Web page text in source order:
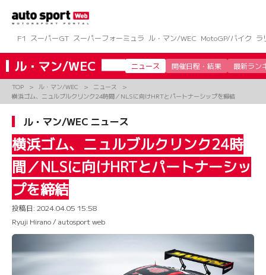
ツ
へ
ス
キ
プ
F1 スーパーGT スーパーフォーミュラ ル・マン/WEC MotoGP/バイク ラ
ル・マン/WEC ニュース 開催日程・結果 最新ラン
TOP ル・マン/WEC
ニュース
横浜ゴム、ニュルブルクリンク24時間／NLSに向けHRTとパートナーシップを締結
ル・マン/WEC ニュース
横浜ゴム、ニュルブルクリンク24時
間／NLSに向けHRTとパートナーシッ
プを締結
投稿日: 2024.04.05 15:58
Ryuji Hirano / autosport web